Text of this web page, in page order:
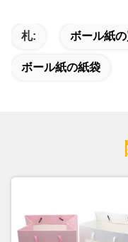
札: ボール紙
ボール紙の紙袋